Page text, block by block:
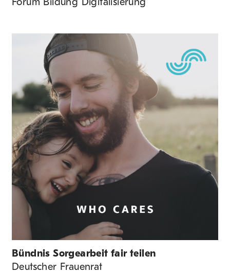
Bündnis Sorgearbeit fair teilen
Deutscher Frauenrat